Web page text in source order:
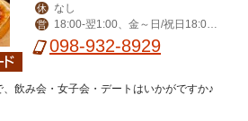
休 なし
営
18:00‐翌1:00、金～日/祝日18:00-
翌2:00
098-932-8929
飲み会・女子会・デートはいかがですか♪